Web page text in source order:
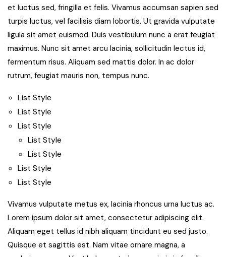
et luctus sed, fringilla et felis. Vivamus accumsan sapien sed
turpis luctus, vel facilisis diam lobortis. Ut gravida vulputate
ligula sit amet euismod. Duis vestibulum nunc a erat feugiat
maximus. Nunc sit amet arcu lacinia, sollicitudin lectus id,
fermentum risus. Aliquam sed mattis dolor. In ac dolor
rutrum, feugiat mauris non, tempus nunc.
List Style
List Style
List Style
List Style
List Style
List Style
List Style
Vivamus vulputate metus ex, lacinia rhoncus urna luctus ac.
Lorem ipsum dolor sit amet, consectetur adipiscing elit.
Aliquam eget tellus id nibh aliquam tincidunt eu sed justo.
Quisque et sagittis est. Nam vitae ornare magna, a